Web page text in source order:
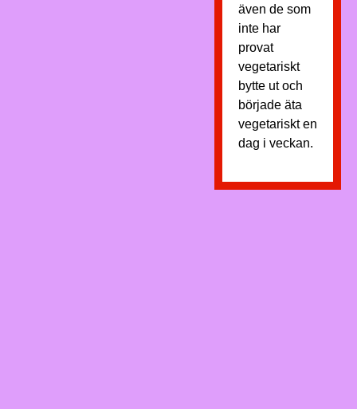
även de som
inte har
provat
vegetariskt
bytte ut och
började äta
vegetariskt en
dag i veckan.